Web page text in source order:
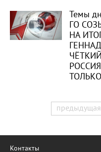
Темы
ГО
НА
предыдущая
Контакты